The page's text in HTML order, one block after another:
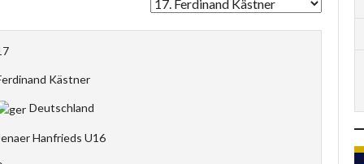
Kästner
Deutschland
Hanfrieds U16